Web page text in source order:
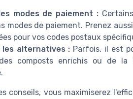
modes de paiement :
modes de paiement. Prenez
pour vos codes postaux
les alternatives : Parfois, il est
composts enrichis ou de
conseils, vous maximiserez